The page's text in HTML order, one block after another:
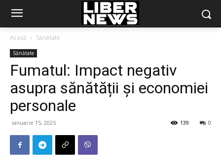
Acasă Sănătate
Sănătate
Fumatul: Impact negativ
asupra sănătății și economiei
personale
ianuarie 15, 2025 0
139